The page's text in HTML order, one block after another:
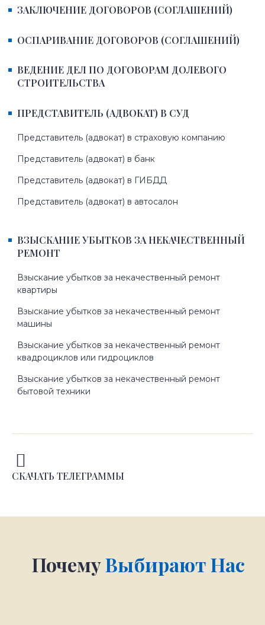
ЗАКЛЮЧЕНИЕ ДОГОВОРОВ (СОГЛАШЕНИЙ)
ОСПАРИВАНИЕ ДОГОВОРОВ (СОГЛАШЕНИЙ)
ВЕДЕНИЕ ДЕЛ ПО ДОГОВОРАМ ДОЛЕВОГО
СТРОИТЕЛЬСТВА
ПРЕДСТАВИТЕЛЬ (АДВОКАТ) В СУД
Представитель (адвокат) в страховую компанию
Представитель (адвокат) в банк
Представитель (адвокат) в ГИБДД
Представитель (адвокат) в автосалон
ВЗЫСКАНИЕ УБЫТКОВ ЗА НЕКАЧЕСТВЕННЫЙ
РЕМОНТ
Взыскание убытков за некачественный ремонт
квартиры
Взыскание убытков за некачественный ремонт
машины
Взыскание убытков за некачественный ремонт
квадроциклов или гидроциклов
Взыскание убытков за некачественный ремонт
бытовой техники
СКАЧАТЬ ТЕЛЕГРАММЫ
ПочемуВыбирают Нас